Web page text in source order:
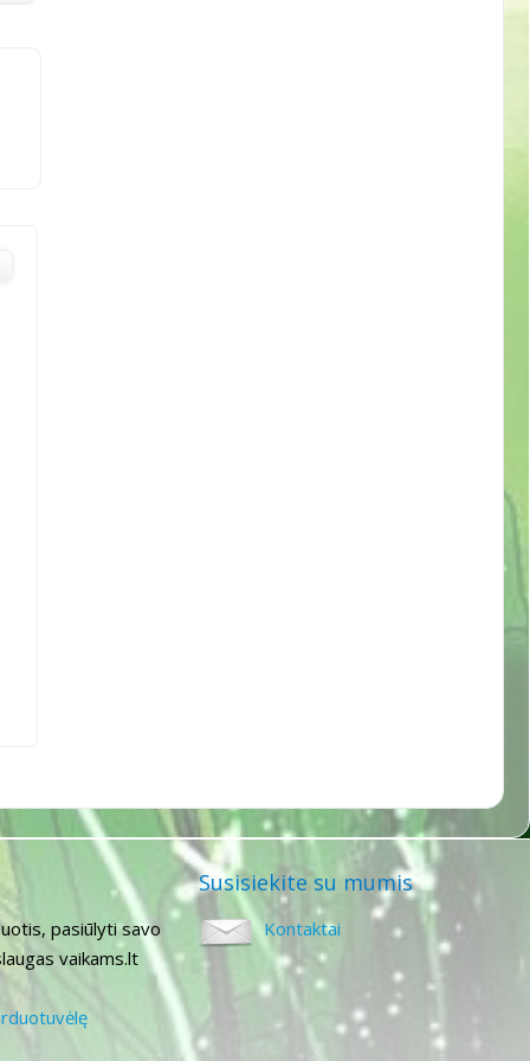
pasiūlyti savo
vaikams.lt
Susisiekite su mumis
Kontaktai